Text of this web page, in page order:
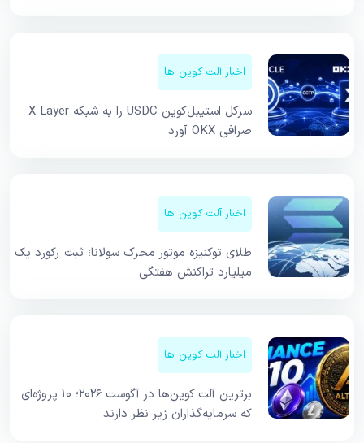
اخبار آلت کوین ها
سرکل استیبل‌کوین USDC را به شبکه X Layer
صرافی OKX آورد
اخبار آلت کوین ها
طلای توکنیزه موتور محرک سولانا؛ ثبت رکورد یک
میلیارد تراکنش هفتگی
اخبار آلت کوین ها
برترین آلت کوین‌ها در آگوست ۲۰۲۶؛ ۱۰ پروژه‌ای
که سرمایه‌گذاران زیر نظر دارند